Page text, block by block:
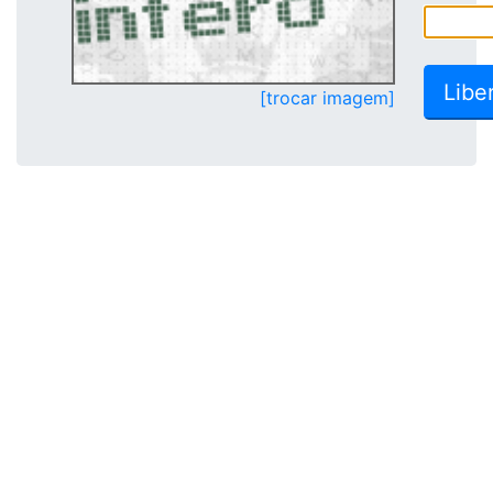
[trocar imagem]